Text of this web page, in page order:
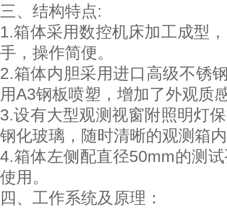
三、结构特点:
1.箱体采用数控机床加工成型
手，操作简便。
2.箱体内胆采用进口高级不锈
用A3钢板喷塑，增加了外观质
3.设有大型观测视窗附照明灯
钢化玻璃，随时清晰的观测箱
4.箱体左侧配直径50mm的测
使用。
四、工作系统及原理：